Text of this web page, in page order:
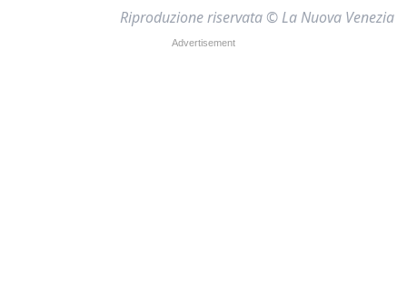
Riproduzione riservata © La Nuova Venezia